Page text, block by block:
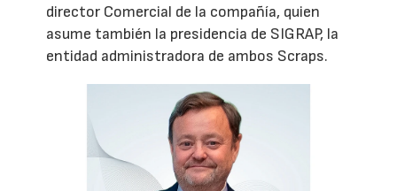
director Comercial de la compañía, quien
asume también la presidencia de SIGRAP, la
entidad administradora de ambos Scraps.